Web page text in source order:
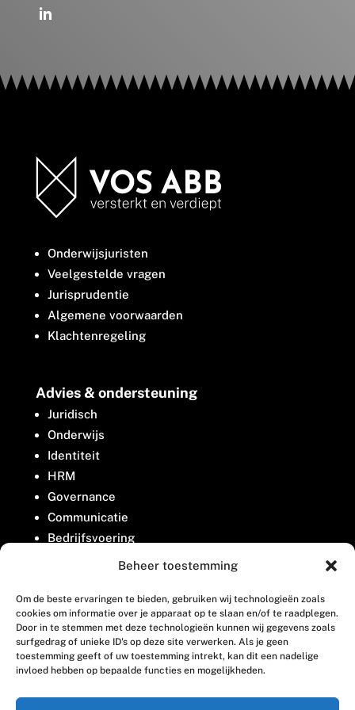
Beheer toestemming
Om de beste ervaringen te bieden, gebruiken wij technologieën zoals
cookies om informatie over je apparaat op te slaan en/of te raadplegen.
Door in te stemmen met deze technologieën kunnen wij gegevens zoals
surfgedrag of unieke ID's op deze site verwerken. Als je geen
toestemming geeft of uw toestemming intrekt, kan dit een nadelige
invloed hebben op bepaalde functies en mogelijkheden.
Onderwijsjuristen
Veelgestelde vragen
Jurisprudentie
Algemene voorwaarden
Klachtenregeling
Advies & ondersteuning
Juridisch
Onderwijs
Identiteit
HRM
Governance
Communicatie
Bedrijfsvoering
Belangenbehartiging
Contact
Houttuinlaan 8
3447 GM Woerden